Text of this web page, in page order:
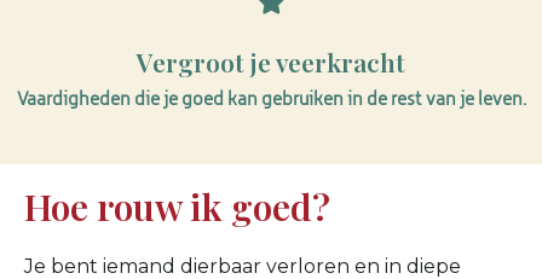
Vergroot je veerkracht
Vaardigheden die je goed kan gebruiken in de rest van je leven.
Hoe rouw ik goed?
Je bent iemand dierbaar verloren en in diepe